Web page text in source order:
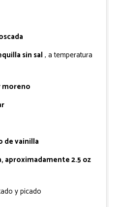
sin sal , a temperatura
moreno
de vainilla
aproximadamente 2.5 oz
y picado